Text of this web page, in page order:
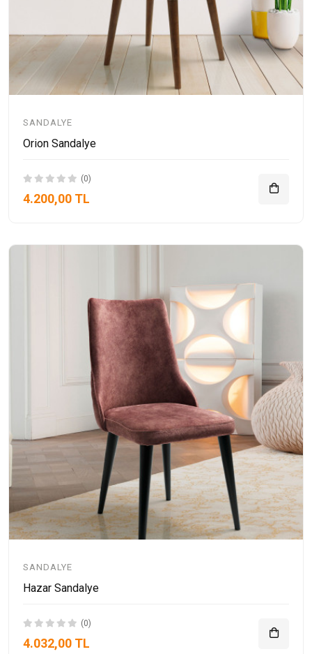
SANDALYE
Orion Sandalye
(0)
4.200,00 TL
SANDALYE
Hazar Sandalye
(0)
4.032,00 TL